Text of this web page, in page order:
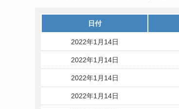
日付
2022年1月14日
2022年1月14日
2022年1月14日
2022年1月14日